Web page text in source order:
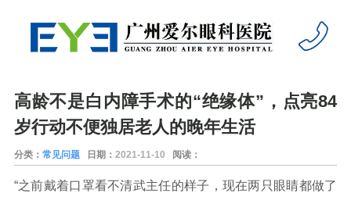
高龄不是白内障手术的“绝缘体”，点亮84
岁行动不便独居老人的晚年生活
分类： 常见问题 日期： 2021-11-10 阅读：
“之前戴着口罩看不清武主任的样子，现在两只眼睛都做了